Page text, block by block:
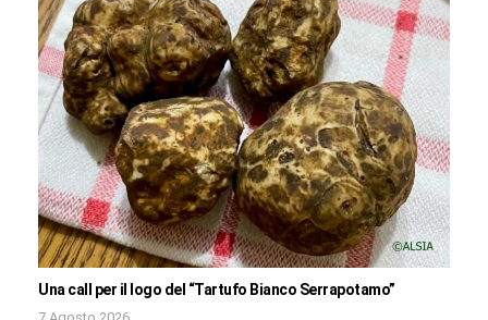
Una call per il logo del “Tartufo Bianco Serrapotamo”